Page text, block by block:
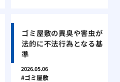
ゴミ屋敷の異臭や害虫が
法的に不法行為となる基
準
2026.05.06
ゴミ屋敷